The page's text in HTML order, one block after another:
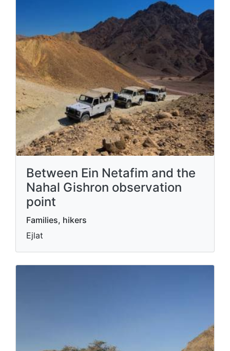
Between Ein Netafim and the
Nahal Gishron observation
point
Families, hikers
Ejlat